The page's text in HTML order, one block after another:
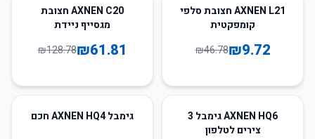
79
AXNEN L21 חצובת סלפי
קומפקטית
₪9.72
₪46.78
AXNEN C20 חצובת
מגסייף ניידת
₪61.81
₪128.78
53
AXNEN HQ6 גימבל 3
צירים לטלפון
20
גימבל AXNEN HQ4 חכם